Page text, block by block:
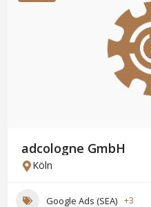
adcologne GmbH
Köln
Google Ads (SEA) +3